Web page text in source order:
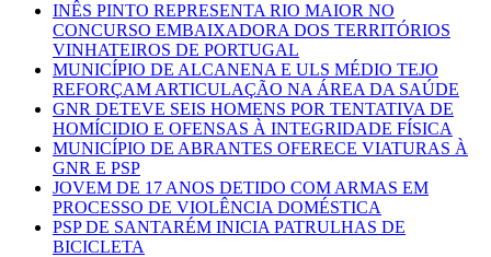
INÊS PINTO REPRESENTA RIO MAIOR NO
CONCURSO EMBAIXADORA DOS TERRITÓRIOS
VINHATEIROS DE PORTUGAL
MUNICÍPIO DE ALCANENA E ULS MÉDIO TEJO
REFORÇAM ARTICULAÇÃO NA ÁREA DA SAÚDE
GNR DETEVE SEIS HOMENS POR TENTATIVA DE
HOMÍCIDIO E OFENSAS À INTEGRIDADE FÍSICA
MUNICÍPIO DE ABRANTES OFERECE VIATURAS À
GNR E PSP
JOVEM DE 17 ANOS DETIDO COM ARMAS EM
PROCESSO DE VIOLÊNCIA DOMÉSTICA
PSP DE SANTARÉM INICIA PATRULHAS DE
BICICLETA